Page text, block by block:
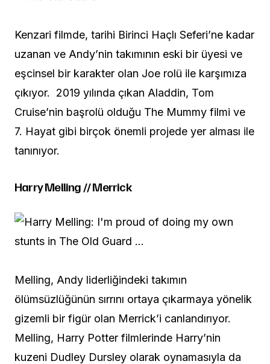
Kenzari filmde, tarihi Birinci Haçlı Seferi’ne kadar
uzanan ve Andy’nin takımının eski bir üyesi ve
eşcinsel bir karakter olan Joe rolü ile karşımıza
çıkıyor. 2019 yılında çıkan Aladdin, Tom
Cruise’nin başrolü olduğu The Mummy filmi ve
7. Hayat gibi birçok önemli projede yer alması ile
tanınıyor.
Harry Melling // Merrick
Melling, Andy liderliğindeki takımın
ölümsüzlüğünün sırrını ortaya çıkarmaya yönelik
gizemli bir figür olan Merrick’i canlandırıyor.
Melling, Harry Potter filmlerinde Harry’nin
kuzeni Dudley Dursley olarak oynamasıyla da